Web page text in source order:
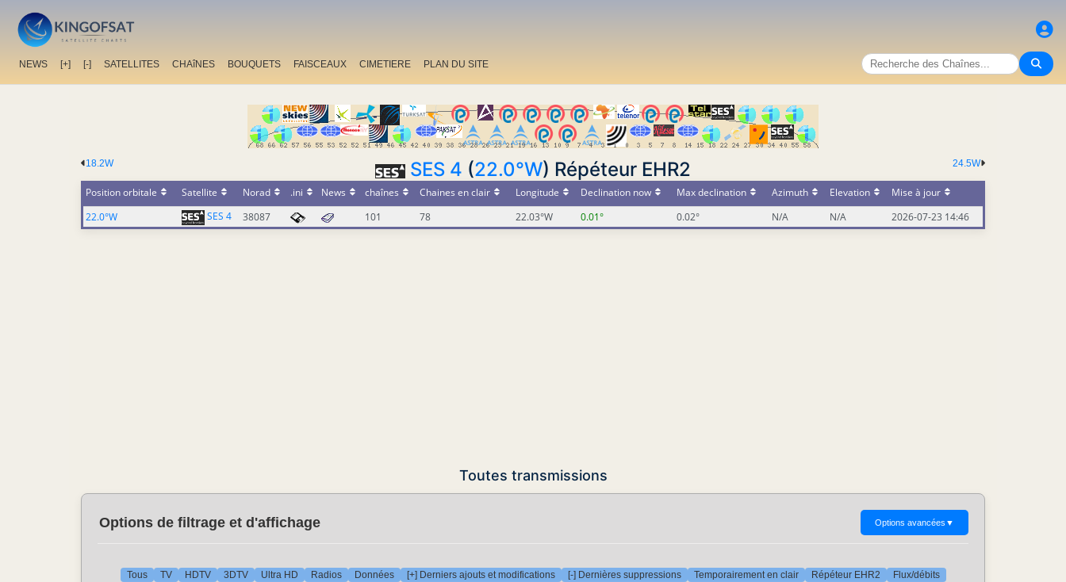
NEWS [+] [-] SATELLITES CHAîNES BOUQUETS FAISCEAUX CIMETIERE PLAN DU SITE
24.5W
18.2W SES 4 (22.0°W) Répéteur EHR2
Position orbitale Satellite Norad .ini News chaînes Chaines en clair Longitude Declination now Max declination Azimuth Elevation
Mise à jour
22.0°W
SES 4 38087 101 78 22.03°W 0.01° 0.02° N/A N/A 2026-07-23 14:46
Toutes transmissions
Options de filtrage et d'affichage Options avancées ▼
Tous TV HDTV 3DTV Ultra HD Radios Données [+] Derniers ajouts et modifications [-] Dernières suppressions Temporairement en clair Répéteur EHR2 Flux/débits